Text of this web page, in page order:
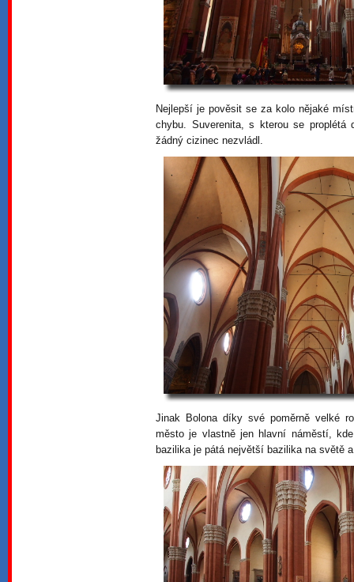
Nejlepší je pověsit se za kolo nějaké
chybu. Suverenita, s kterou se proplétá
žádný cizinec nezvládl.
Jinak Bolona díky své poměrně velké
město je vlastně jen hlavní náměstí,
bazilika je pátá největší bazilika na světě